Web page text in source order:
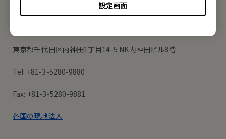
設定画面
オフィス所在地
東京都千代田区内神田1丁目14-5 NK内神田ビル8階
Tel: +81-3-5280-9880
Fax: +81-3-5280-9881
各国の現地法人